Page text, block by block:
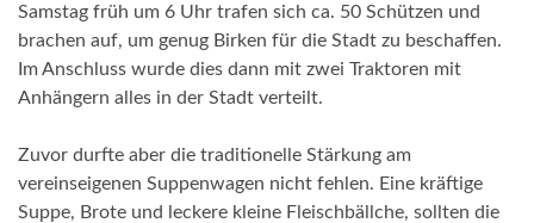
Samstag früh um 6 Uhr trafen sich ca. 50 Schützen und
brachen auf, um genug Birken für die Stadt zu beschaffen.
Im Anschluss wurde dies dann mit zwei Traktoren mit
Anhängern alles in der Stadt verteilt.
Zuvor durfte aber die traditionelle Stärkung am
vereinseigenen Suppenwagen nicht fehlen. Eine kräftige
Suppe, Brote und leckere kleine Fleischbällche, sollten die